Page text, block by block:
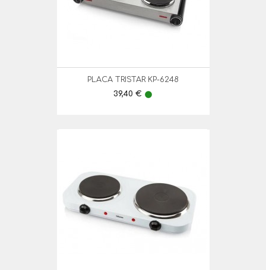
PLACA TRISTAR KP-6248
Preço
39,40 € lens